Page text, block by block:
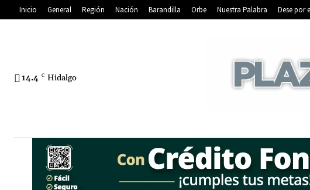
Inicio General Región Nación Barandilla Orbe Nuestra Palabra Dese por
14.4 C Hidalgo